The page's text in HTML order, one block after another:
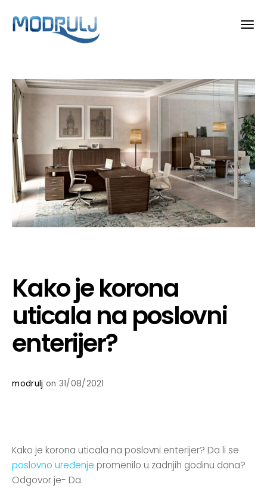
Kako je korona
uticala na poslovni
enterijer?
modrulj on 31/08/2021
Kako je korona uticala na poslovni enterijer? Da li se
poslovno uređenje promenilo u zadnjih godinu dana?
Odgovor je- Da.